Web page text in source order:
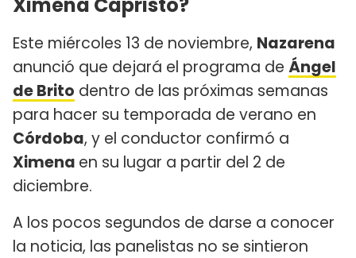
Este miércoles 13 de noviembre, Nazarena
anunció que dejará el programa de Ángel
de Brito dentro de las próximas semanas
para hacer su temporada de verano en
Córdoba, y el conductor confirmó a
Ximena en su lugar a partir del 2 de
diciembre.
A los pocos segundos de darse a conocer
la noticia, las panelistas no se sintieron